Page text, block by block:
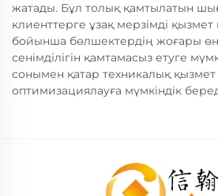
жатады. Бұл толық қамтылатын
клиенттерге ұзақ мерзімді
бойынша бөлшектердің жоғары
сенімділігін қамтамасыз етуге
сонымен қатар техникалық
оптимизациялауға мүмкіндік